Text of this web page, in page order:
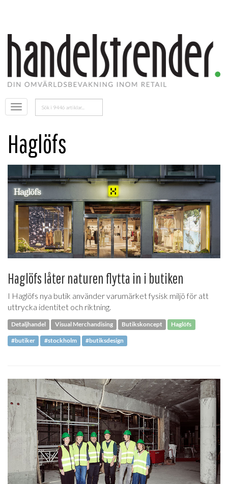
Öppna
menyn
Sök
efter:
Haglöfs
Haglöfs låter naturen flytta in i butiken
I Haglöfs nya butik använder varumärket fysisk miljö för att
uttrycka identitet och riktning.
Detaljhandel Visual Merchandising Butikskoncept Haglöfs
#butiker #stockholm #butiksdesign